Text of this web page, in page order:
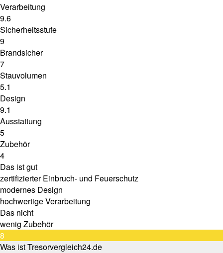
Verarbeitung
9.6
Sicherheitsstufe
9
Brandsicher
7
Stauvolumen
5.1
Design
9.1
Ausstattung
5
Zubehör
4
Das ist gut
zertifizierter Einbruch- und Feuerschutz
modernes Design
hochwertige Verarbeitung
Das nicht
wenig Zubehör
8
Was ist Tresorvergleich24.de